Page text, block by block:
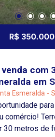
R$
com
em
Esmeralda -
comércio!
30 metros de